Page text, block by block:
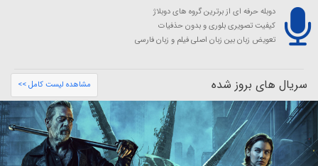
دوبله حرفه ای از برترین گروه های دوبلاژ
کیفیت تصویری بلوری و بدون حذفیات
تعویض زبان بین زبان اصلی فیلم و زبان فارسی
سریال های بروز شده مشاهده لیست کامل >>